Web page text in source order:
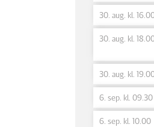
30. aug. kl.
30. aug. kl.
30. aug. kl.
6. sep. kl. 09.30
6. sep. kl. 10.00